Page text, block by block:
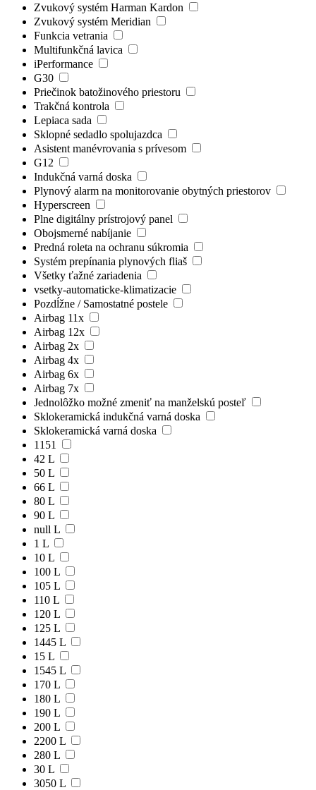
Zvukový systém Harman Kardon
Zvukový systém Meridian
Funkcia vetrania
Multifunkčná lavica
iPerformance
G30
Priečinok batožinového priestoru
Trakčná kontrola
Lepiaca sada
Sklopné sedadlo spolujazdca
Asistent manévrovania s prívesom
G12
Indukčná varná doska
Plynový alarm na monitorovanie obytných priestorov
Hyperscreen
Plne digitálny prístrojový panel
Obojsmerné nabíjanie
Predná roleta na ochranu súkromia
Systém prepínania plynových fliaš
Všetky ťažné zariadenia
vsetky-automaticke-klimatizacie
Pozdĺžne / Samostatné postele
Airbag 11x
Airbag 12x
Airbag 2x
Airbag 4x
Airbag 6x
Airbag 7x
Jednolôžko možné zmeniť na manželskú posteľ
Sklokeramická indukčná varná doska
Sklokeramická varná doska
1151
42 L
50 L
66 L
80 L
90 L
null L
1 L
10 L
100 L
105 L
110 L
120 L
125 L
1445 L
15 L
1545 L
170 L
180 L
190 L
200 L
2200 L
280 L
30 L
3050 L